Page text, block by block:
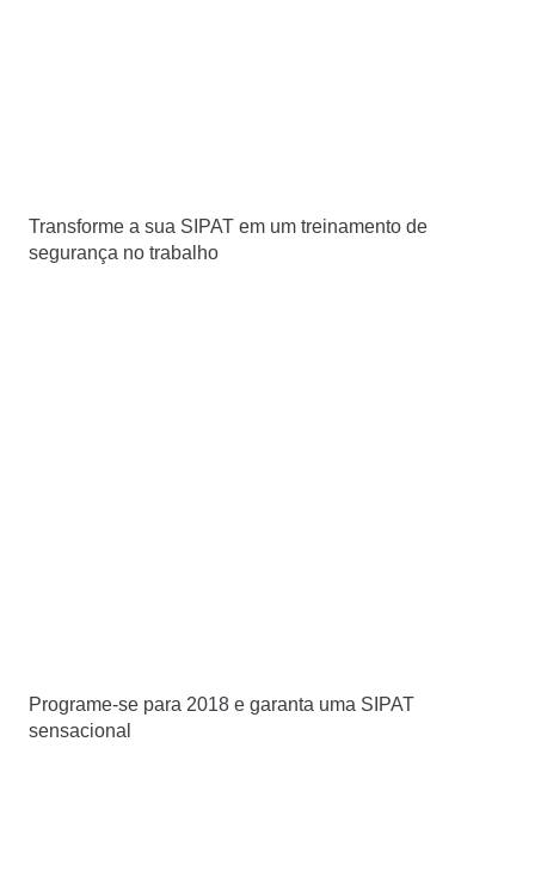
Transforme a sua SIPAT em um treinamento de
segurança no trabalho
Programe-se para 2018 e garanta uma SIPAT
sensacional